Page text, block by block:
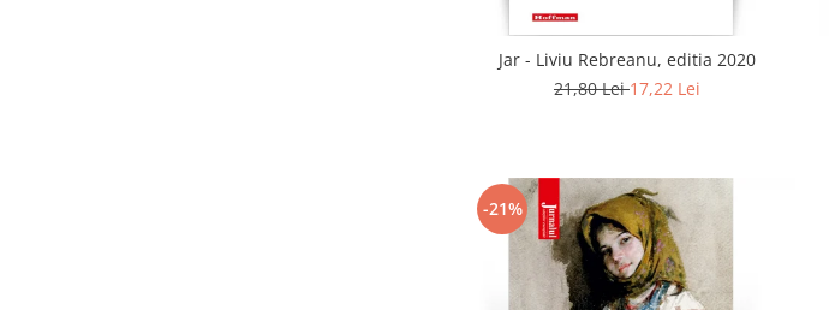
Jar - Liviu Rebreanu, editia 2020
21,80 Lei17,22 Lei
-21%